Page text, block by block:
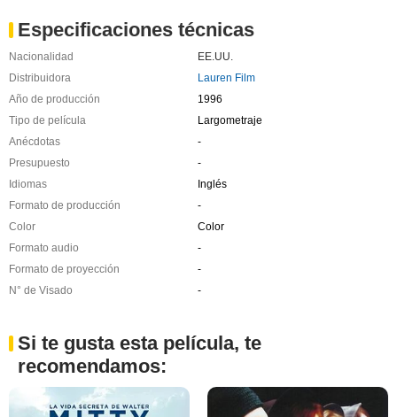
Especificaciones técnicas
Nacionalidad
EE.UU.
Distribuidora
Lauren Film
Año de producción
1996
Tipo de película
Largometraje
Anécdotas
-
Presupuesto
-
Idiomas
Inglés
Formato de producción
-
Color
Color
Formato audio
-
Formato de proyección
-
N° de Visado
-
Si te gusta esta película, te
recomendamos: